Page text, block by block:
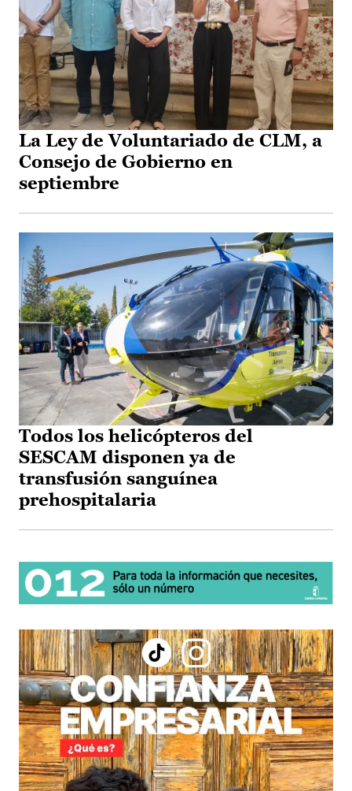
La Ley de Voluntariado de CLM, a
Consejo de Gobierno en
septiembre
Todos los helicópteros del
SESCAM disponen ya de
transfusión sanguínea
prehospitalaria